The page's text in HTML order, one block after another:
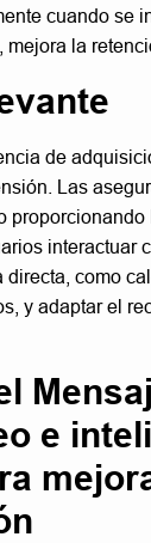
cuando se
la
de
Las
proporcionando
interactuar
directa, como
y adaptar el
e